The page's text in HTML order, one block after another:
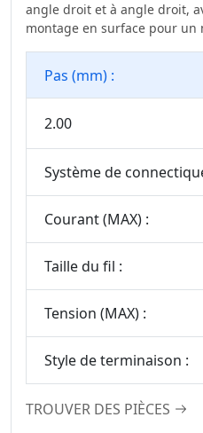
angle droit et à angle droit,
montage en surface pour un
Pas (mm) :
2.00
Système de
Courant (MAX) :
Taille du fil :
Tension (MAX) :
Style de terminaison :
TROUVER DES PIÈCES